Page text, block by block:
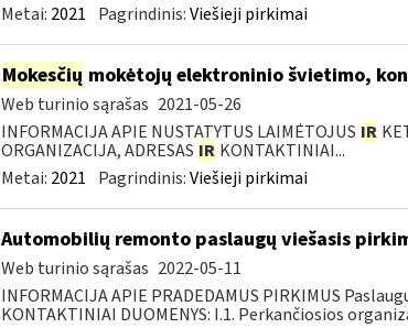
Metai: 2021 Pagrindinis:Viešieji pirkimai
Mokesčių mokėtojų elektroninio švietimo,
Web turinio sąrašas 2021-05-26
INFORMACIJA APIE NUSTATYTUS LAIMĖTOJUS IR
ORGANIZACIJA, ADRESAS IR KONTAKTINIAI...
Metai: 2021 Pagrindinis:Viešieji pirkimai
Automobilių remonto paslaugų viešasis
Web turinio sąrašas 2022-05-11
INFORMACIJA APIE PRADEDAMUS PIRKIMUS
KONTAKTINIAI DUOMENYS: I.1. Perkančiosios